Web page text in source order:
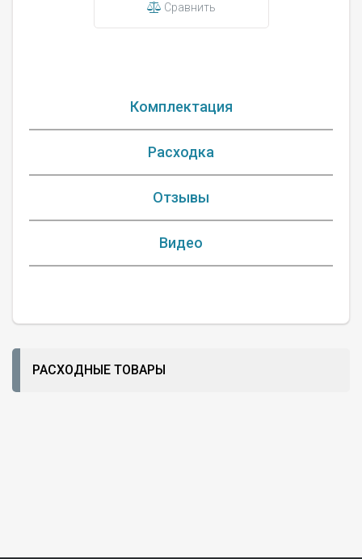
Сравнить
Комплектация
Расходка
Отзывы
Видео
РАСХОДНЫЕ ТОВАРЫ